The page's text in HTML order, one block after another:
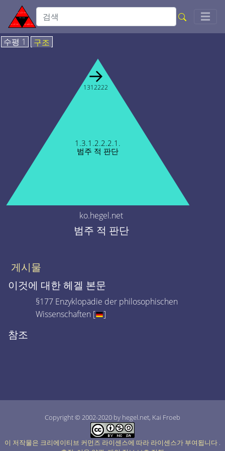
☰
수평 1 구조
1.3.1.2.2.2.1.
범주 적 판단
→
1312222
ko.hegel.net
범주 적 판단
게시물
이것에 대한 헤겔 본문
§177 Enzyklopädie der philosophischen
Wissenschaften [
]
참조
Copyright © 2002-2020 by hegel.net, Kai Froeb
이 저작물은 크리에이티브 커먼즈 라이센스에 따라 라이센스가 부여됩니다 .